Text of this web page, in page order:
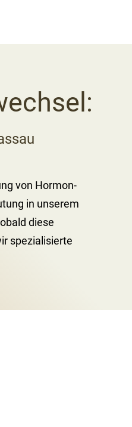
von Hormon-
in unserem
diese
spezialisierte